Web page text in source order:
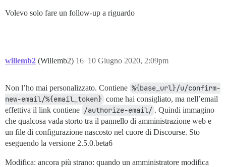
Volevo solo fare un follow-up a riguardo
willemb2 (Willemb2) 10 Giugno 2020, 2:09pm
16
Non l’ho mai personalizzato. Contiene %{base_url}/u/confirm-
new-email/%{email_token} come hai consigliato, ma nell’email
effettiva il link contiene /authorize-email/ . Quindi immagino
che qualcosa vada storto tra il pannello di amministrazione web e
un file di configurazione nascosto nel cuore di Discourse. Sto
eseguendo la versione 2.5.0.beta6
Modifica: ancora più strano: quando un amministratore modifica